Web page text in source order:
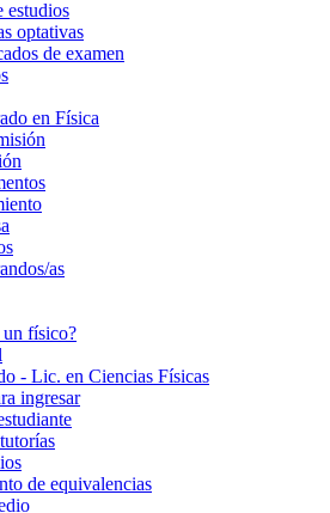
estudios
optativas
de examen
en Física
as
un físico?
- Lic. en Ciencias Físicas
ingresar
de equivalencias